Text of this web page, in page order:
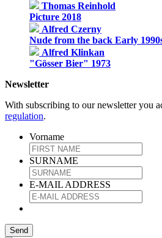
Thomas Reinhold
Picture 2018
Alfred Czerny
Nude from the back Early
Alfred Klinkan
"Gösser Bier" 1973
Newsletter
With subscribing to our newsletter you
regulation.
Vorname
SURNAME
E-MAIL ADDRESS